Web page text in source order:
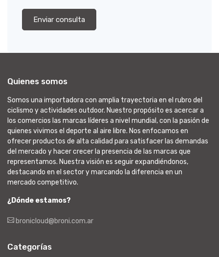
Enviar consulta
Quienes somos
Somos una importadora con amplia trayectoria en el rubro del
ciclismo y actividades outdoor. Nuestro propósito es acercar a
los comercios las marcas líderes a nivel mundial, con la pasión de
quienes vivimos el deporte al aire libre. Nos enfocamos en
ofrecer productos de alta calidad para satisfacer las demandas
del mercado y hacer crecer la presencia de las marcas que
representamos. Nuestra visión es seguir expandiéndonos,
destacando en el sector y marcando la diferencia en un
mercado competitivo.
¿Dónde estamos?
bronicloud@broni.com.ar
Categorías